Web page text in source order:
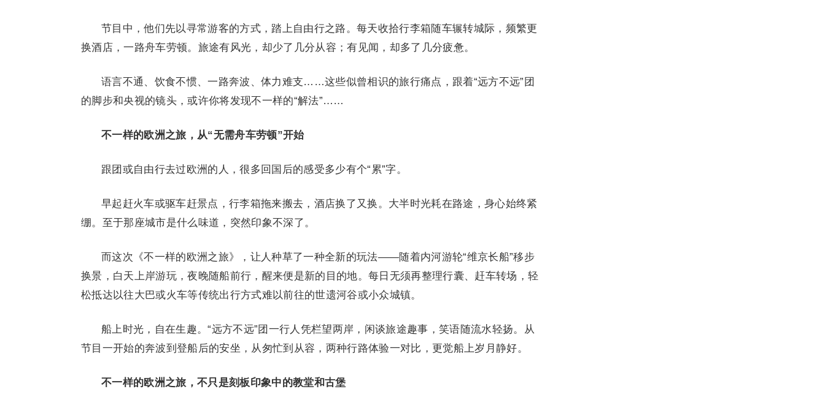
节目中，他们先以寻常游客的方式，踏上自由行之路。每天收拾行李箱随车辗转城际，频繁更
换酒店，一路舟车劳顿。旅途有风光，却少了几分从容；有见闻，却多了几分疲惫。
语言不通、饮食不惯、一路奔波、体力难支……这些似曾相识的旅行痛点，跟着“远方不远”团
的脚步和央视的镜头，或许你将发现不一样的“解法”……
不一样的欧洲之旅，从“无需舟车劳顿”开始
跟团或自由行去过欧洲的人，很多回国后的感受多少有个“累”字。
早起赶火车或驱车赶景点，行李箱拖来搬去，酒店换了又换。大半时光耗在路途，身心始终紧
绷。至于那座城市是什么味道，突然印象不深了。
而这次《不一样的欧洲之旅》，让人种草了一种全新的玩法——随着内河游轮“维京长船”移步
换景，白天上岸游玩，夜晚随船前行，醒来便是新的目的地。每日无须再整理行囊、赶车转场，轻
松抵达以往大巴或火车等传统出行方式难以前往的世遗河谷或小众城镇。
船上时光，自在生趣。“远方不远”团一行人凭栏望两岸，闲谈旅途趣事，笑语随流水轻扬。从
节目一开始的奔波到登船后的安坐，从匆忙到从容，两种行路体验一对比，更觉船上岁月静好。
不一样的欧洲之旅，不只是刻板印象中的教堂和古堡